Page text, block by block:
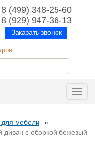
8 (499) 348-25-60
8 (929) 947-36-13
Заказать звонок
мебели
»
диван с оборкой бежевый